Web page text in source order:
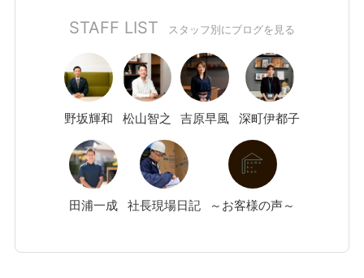
STAFF LIST スタッフ別にブログを見る
野坂輝和 松山智之 吉原早風 深町伊都子
田浦一成 社長現場日記 ～お客様の声～